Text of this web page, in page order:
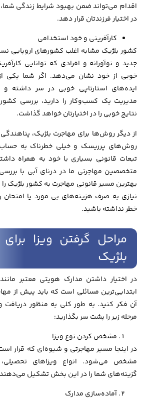
اقدام می‌تواند ضمن بهبود شرایط زندگی شما،
در اختیار فرزندتان قرار دهد.
کارآفرینی و خود استخدامی
کشور بلژیک مشابه اغلب کشورهای اروپایی
جدید و نوآورانه و افرادی که توانایی
خوبی از خود نشان می‌دهد. اگر شما یکی
ایده‌های استارتاپی خوبی در سر داشته و
مدیریت یک کسب‌وکار را دارید، بررسی
نتایج خوبی را در اختیارتان خواهد گذاشت.
از دیگر روش‌ها برای مهاجرت بلژیک،
روش‌های پرریسک و خیلی خطرناک به حساب
تبعات قانونی بسیاری با خود به همراه
متخصصین مهاجرتی ما در درنای آبی با
بهترین مسیر قانونی مهاجرت به کشور بلژیک
نیازی به صرف هزینه‌های بی مورد یا
خطر نداشته باشید.
مراحل گرفتن ویزا
بلژیک
در اختیار داشتن مدارک هویتی معتبر
ابتدایی‌ترین مسائلی است که باید پیش از
آن فکر کنید. به طور کلی به منظور دریافت
مرحله زیر را پشت سر بگذارید:
مشخص کردن نوع ویزا
در اینجا مسیر مهاجرتی و شیوه‌ای که قرار
مشخص می‌شود. انواع ویزاهای
گزینه‌های شما را در این بخش تشکیل
آماده‌سازی مدارک